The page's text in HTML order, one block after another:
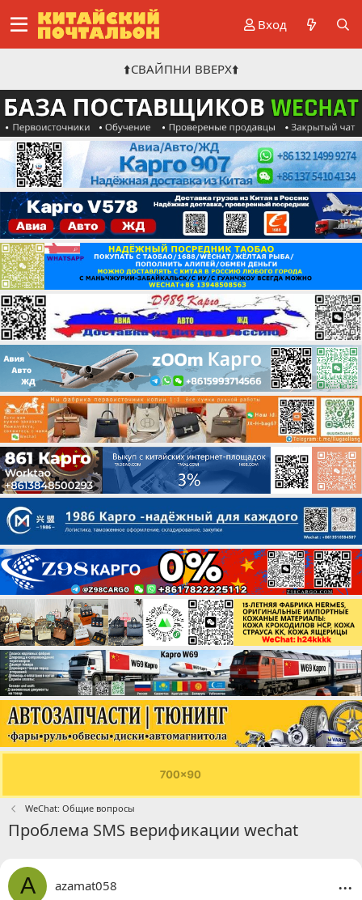
Вход
⬆️СВАЙПНИ ВВЕРХ⬆️
WeChat: Общие вопросы
Проблема SMS верификации wechat
A azamat058 ...